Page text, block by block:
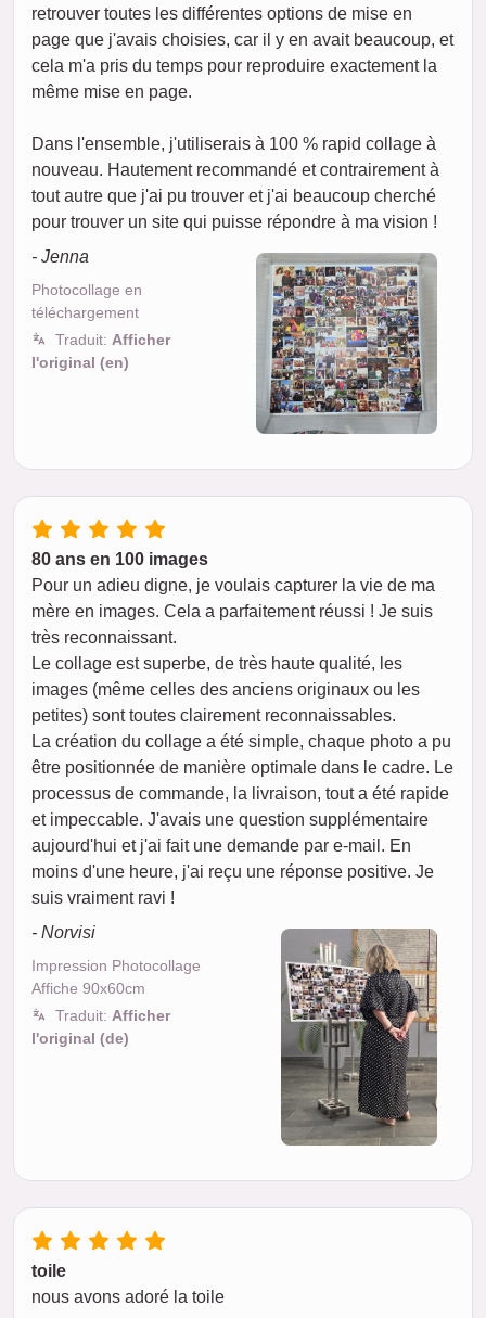
retrouver toutes les différentes options de mise en
page que j'avais choisies, car il y en avait beaucoup, et
cela m'a pris du temps pour reproduire exactement la
même mise en page.
Dans l'ensemble, j'utiliserais à 100 % rapid collage à
nouveau. Hautement recommandé et contrairement à
tout autre que j'ai pu trouver et j'ai beaucoup cherché
pour trouver un site qui puisse répondre à ma vision !
- Jenna
Photocollage en
téléchargement
Traduit: Afficher
l'original (en)
80 ans en 100 images
Pour un adieu digne, je voulais capturer la vie de ma
mère en images. Cela a parfaitement réussi ! Je suis
très reconnaissant.
Le collage est superbe, de très haute qualité, les
images (même celles des anciens originaux ou les
petites) sont toutes clairement reconnaissables.
La création du collage a été simple, chaque photo a pu
être positionnée de manière optimale dans le cadre. Le
processus de commande, la livraison, tout a été rapide
et impeccable. J'avais une question supplémentaire
aujourd'hui et j'ai fait une demande par e-mail. En
moins d'une heure, j'ai reçu une réponse positive. Je
suis vraiment ravi !
- Norvisi
Impression Photocollage
Affiche 90x60cm
Traduit: Afficher
l'original (de)
toile
nous avons adoré la toile